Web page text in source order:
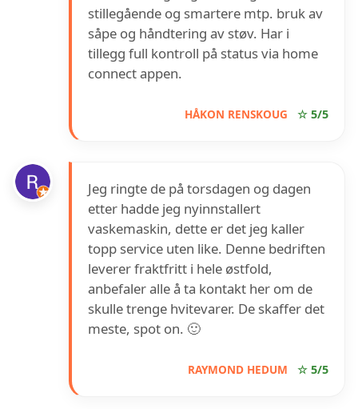
stillegående og smartere mtp. bruk av
såpe og håndtering av støv. Har i
tillegg full kontroll på status via home
connect appen.
HÅKON RENSKOUG ☆ 5/5
Jeg ringte de på torsdagen og dagen
etter hadde jeg nyinnstallert
vaskemaskin, dette er det jeg kaller
topp service uten like. Denne bedriften
leverer fraktfritt i hele østfold,
anbefaler alle å ta kontakt her om de
skulle trenge hvitevarer. De skaffer det
meste, spot on. 🙂
RAYMOND HEDUM ☆ 5/5